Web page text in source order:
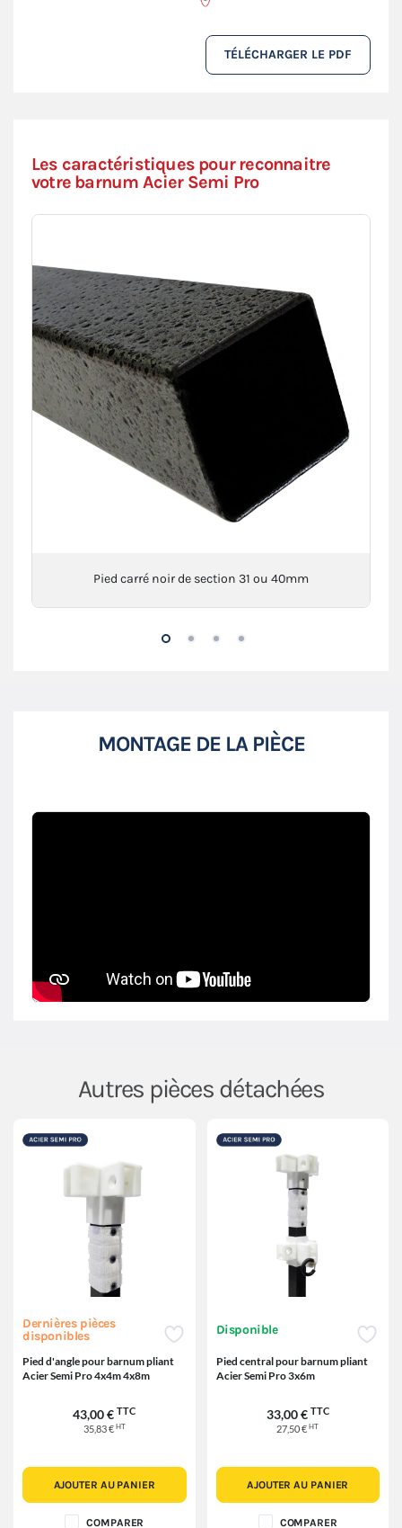
TÉLÉCHARGER LE PDF
Les caractéristiques pour reconnaitre
votre barnum Acier Semi Pro
Pied carré noir de section 31 ou 40mm
MONTAGE DE LA PIÈCE
Autres pièces détachées
Dernières pièces
disponibles
Pied d'angle pour barnum pliant
Acier Semi Pro 4x4m 4x8m
43,00 € TTC
35,83 € HT
AJOUTER AU PANIER
COMPARER
Disponible
Pied central pour barnum pliant
Acier Semi Pro 3x6m
33,00 € TTC
27,50 €HT
AJOUTER AU PANIER
COMPARER